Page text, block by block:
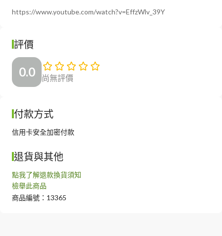
https://www.youtube.com/watch?v=EffzWlv_39Y
評價
0.0 尚無評價
付款方式
信用卡安全加密付款
退貨與其他
點我了解退款換貨須知
檢舉此商品
商品編號：13365